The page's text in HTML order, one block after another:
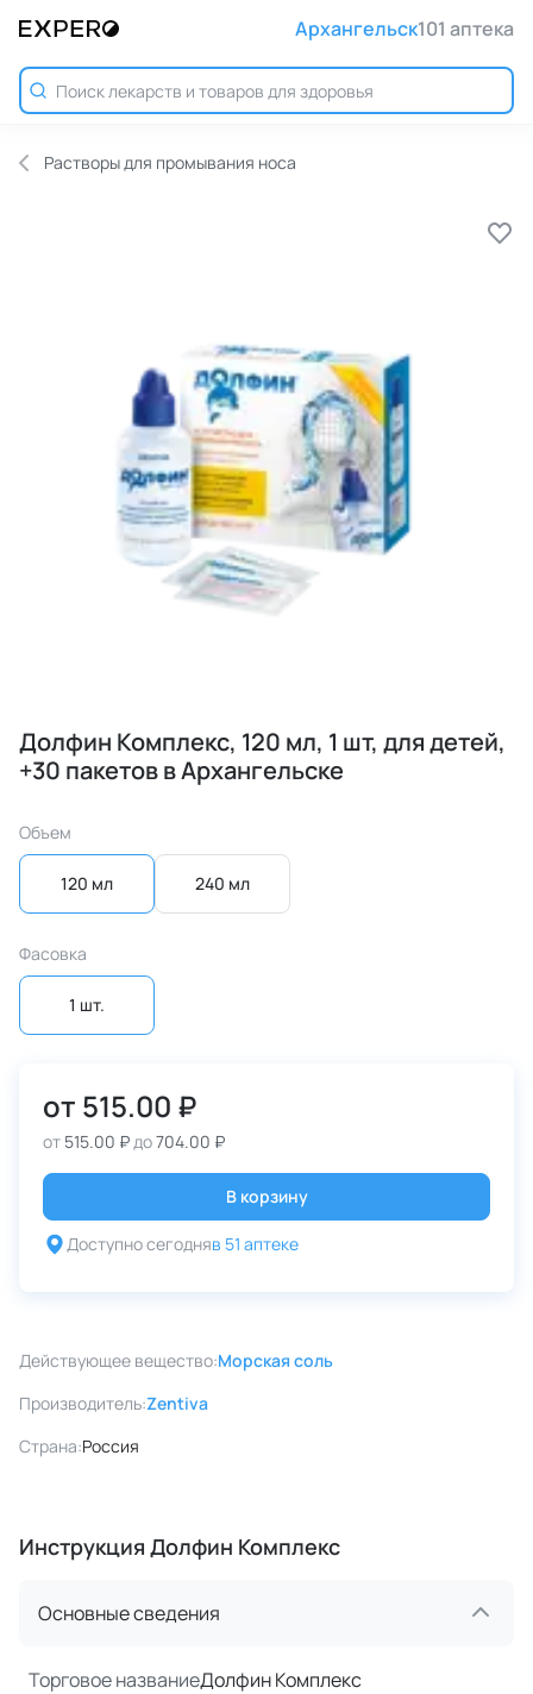
Архангельск101 аптека
Растворы для промывания носа
Долфин Комплекс, 120 мл, 1 шт, для детей,
+30 пакетов в Архангельске
Объем
120 мл 240 мл
Фасовка
1 шт.
от 515.00 ₽
от 515.00 ₽до704.00 ₽
В корзину
Доступно сегодняв 51 аптеке
Действующее вещество:Морская соль
Производитель:Zentiva
Страна:Россия
Инструкция Долфин Комплекс
Основные сведения
Торговое названиеДолфин Комплекс